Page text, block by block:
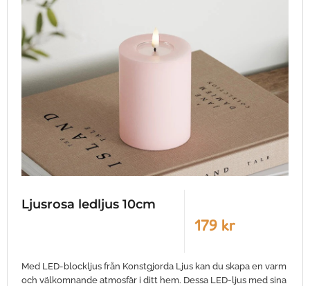
Ljusrosa ledljus 10cm
179 kr
Med LED-blockljus från Konstgjorda Ljus kan du skapa en varm
och välkomnande atmosfär i ditt hem. Dessa LED-ljus med sina